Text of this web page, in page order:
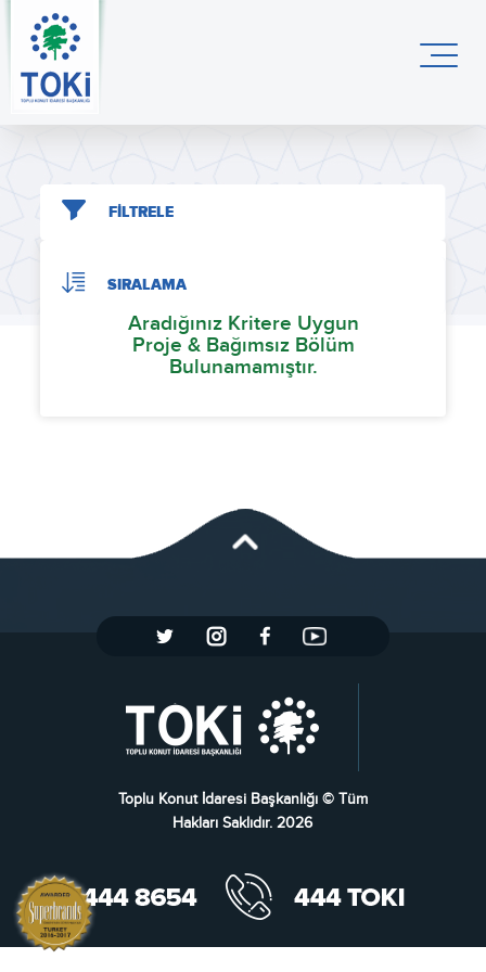
FİLTRELE
SIRALAMA
Aradığınız Kritere Uygun
Proje & Bağımsız Bölüm
Bulunamamıştır.
Toplu Konut İdaresi Başkanlığı © Tüm
Hakları Saklıdır. 2026